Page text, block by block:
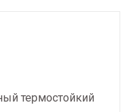
термостойкий